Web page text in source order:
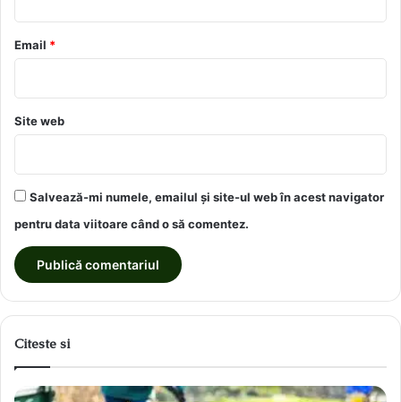
u
*
Email *
Site web
Salvează-mi numele, emailul și site-ul web în acest navigator
pentru data viitoare când o să comentez.
Citeste si